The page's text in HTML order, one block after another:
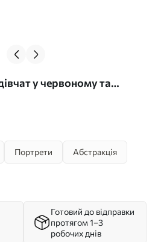
у червоному та
стилях Арт. m00695
Портрети Абстракція
Готовий до відправки
протягом 1–3
робочих днів